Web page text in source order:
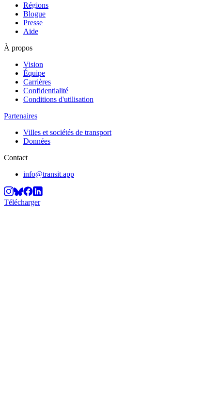
Régions
Blogue
Presse
Aide
À propos
Vision
Équipe
Carrières
Confidentialité
Conditions d'utilisation
Partenaires
Villes et sociétés de transport
Données
Contact
info@transit.app
Télécharger